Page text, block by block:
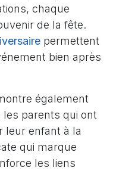
chaque
de la fête.
permettent
bien après
également
parents qui ont
leur enfant à la
qui marque
les liens